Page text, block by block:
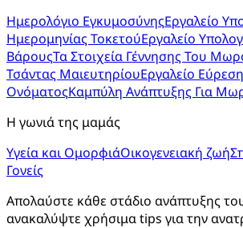
Ημερολόγιο ΕγκυμοσύνηςΕργαλείο
Ημερομηνίας ΤοκετούΕργαλείο
ΒάρουςΤα Στοιχεία Γέννησης Του
Τσάντας ΜαιευτηρίουΕργαλείο
ΟνόματοςΚαμπύλη Ανάπτυξης Για
Η γωνιά της μαμάς
Υγεία και ΟμορφιάΟικογενειακή ζωή
Γονείς
Απολαύστε κάθε στάδιο ανάπτυξης
ανακαλύψτε χρήσιμα tips για την